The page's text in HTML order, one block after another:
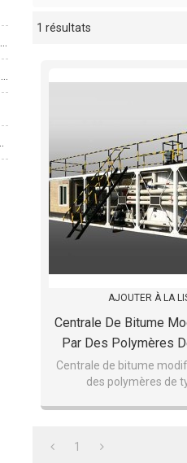
1 résultats
AJOUTER À LA
Centrale De Bitume
Par Des Polymères
Centrale de bitume
des polymères de
1